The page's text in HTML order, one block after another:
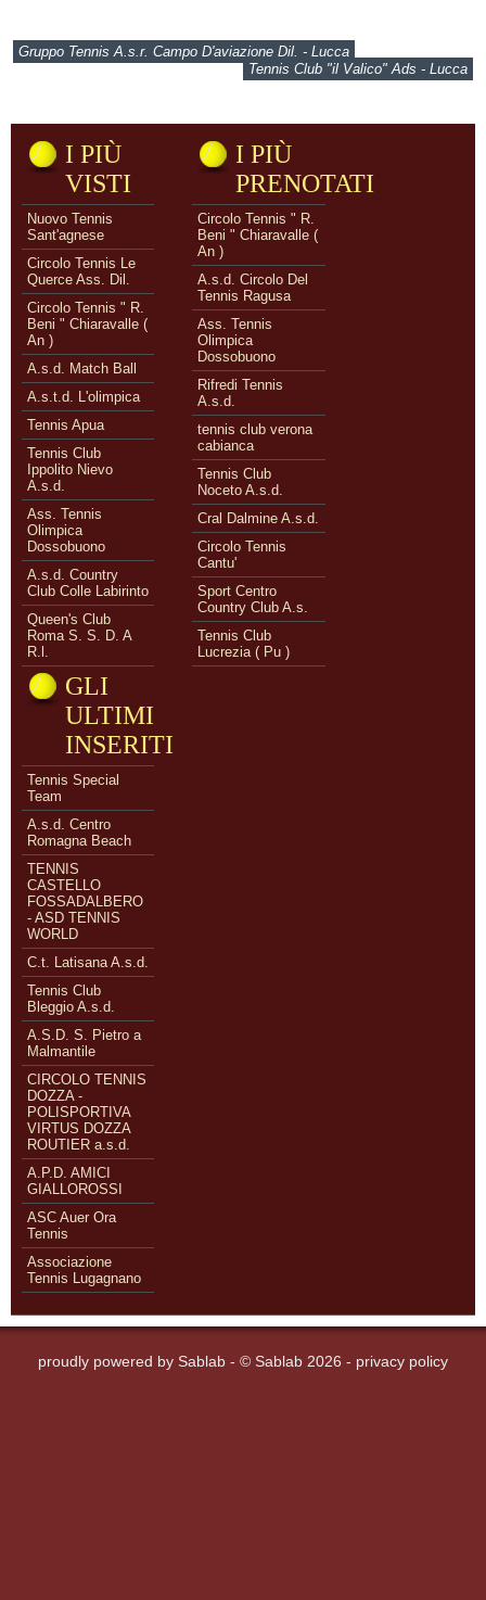
Gruppo Tennis A.s.r. Campo D'aviazione Dil. - Lucca
Tennis Club "il Valico" Ads - Lucca
I PIÙ
VISTI
Nuovo Tennis
Sant'agnese
Circolo Tennis Le
Querce Ass. Dil.
Circolo Tennis " R.
Beni " Chiaravalle (
An )
A.s.d. Match Ball
A.s.t.d. L'olimpica
Tennis Apua
Tennis Club
Ippolito Nievo
A.s.d.
Ass. Tennis
Olimpica
Dossobuono
A.s.d. Country
Club Colle Labirinto
Queen's Club
Roma S. S. D. A
R.l.
I PIÙ
PRENOTATI
Circolo Tennis " R.
Beni " Chiaravalle (
An )
A.s.d. Circolo Del
Tennis Ragusa
Ass. Tennis
Olimpica
Dossobuono
Rifredi Tennis
A.s.d.
tennis club verona
cabianca
Tennis Club
Noceto A.s.d.
Cral Dalmine A.s.d.
Circolo Tennis
Cantu'
Sport Centro
Country Club A.s.
Tennis Club
Lucrezia ( Pu )
GLI
ULTIMI
INSERITI
Tennis Special
Team
A.s.d. Centro
Romagna Beach
TENNIS
CASTELLO
FOSSADALBERO
- ASD TENNIS
WORLD
C.t. Latisana A.s.d.
Tennis Club
Bleggio A.s.d.
A.S.D. S. Pietro a
Malmantile
CIRCOLO TENNIS
DOZZA -
POLISPORTIVA
VIRTUS DOZZA
ROUTIER a.s.d.
A.P.D. AMICI
GIALLOROSSI
ASC Auer Ora
Tennis
Associazione
Tennis Lugagnano
proudly powered by Sablab - © Sablab 2026 - privacy policy